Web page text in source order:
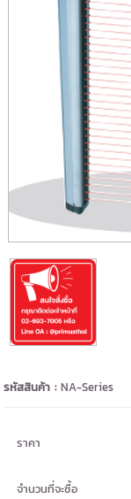
รหัสสินค้า :NA-Series
ราคา
จำนวนที่จะซื้อ